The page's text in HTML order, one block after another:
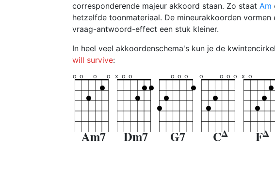
corresponderende majeur akkoord staan. Zo staat Am
hetzelfde toonmateriaal. De mineurakkoorden vormen
vraag-antwoord-effect een stuk kleiner.
In heel veel akkoordenschema's kun je de
will survive:
o o o o
Am7
x o o
Dm7
o o o
G7
o o o o
CΔ
x o
FΔ